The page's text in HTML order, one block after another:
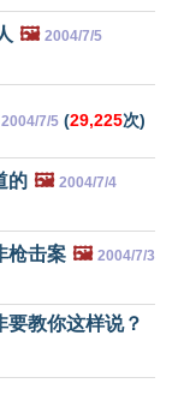
🖼️ 2004/7/5
2004/7/5 (29,225次)
的 🖼️ 2004/7/4
枪击案 🖼️ 2004/7/3
教你这样说？